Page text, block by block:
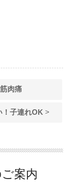
肉痛
！子連れOK >